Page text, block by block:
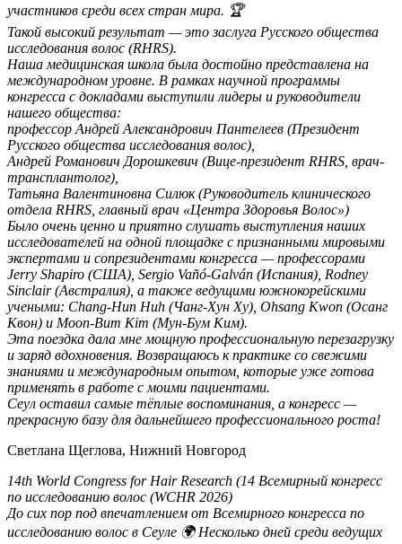
участников среди всех стран мира. 🏆
Такой высокий результат — это заслуга Русского общества
исследования волос (RHRS).
Наша медицинская школа была достойно представлена на
международном уровне. В рамках научной программы
конгресса с докладами выступили лидеры и руководители
нашего общества:
​профессор Андрей Александрович Пантелеев (Президент
Русского общества исследования волос),
Андрей Романович Дорошкевич (Вице-президент RHRS, врач-
трансплантолог),
​Татьяна Валентиновна Силюк (Руководитель клинического
отдела RHRS, главный врач «Центра Здоровья Волос»)
​Было очень ценно и приятно слушать выступления наших
исследователей на одной площадке с признанными мировыми
экспертами и сопрезидентами конгресса — профессорами
Jerry Shapiro (США), Sergio Vañó-Galván (Испания), Rodney
Sinclair (Австралия), а также ведущими южнокорейскими
учеными: Chang-Hun Huh (Чанг-Хун Ху), Ohsang Kwon (Осанг
Квон) и Moon-Bum Kim (Мун-Бум Ким).
​Эта поездка дала мне мощную профессиональную перезагрузку
и заряд вдохновения. Возвращаюсь к практике со свежими
знаниями и международным опытом, которые уже готова
применять в работе с моими пациентами.
​Сеул оставил самые тёплые воспоминания, а конгресс —
прекрасную базу для дальнейшего профессионального роста!
Светлана Щеглова, Нижний Новгород
14th World Congress for Hair Research (14 Всемирный конгресс
по исследованию волос (WCHR 2026)
До сих пор под впечатлением от Всемирного конгресса по
исследованию волос в Сеуле 🌍 Несколько дней среди ведущих